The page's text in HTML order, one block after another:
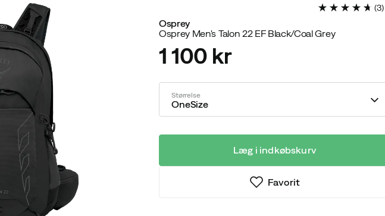
(3)
Osprey
Osprey Men's Talon 22 EF Black/Coal Grey
price
1 100 kr
Størrelse
OneSize
Læg i indkøbskurv
Favorit